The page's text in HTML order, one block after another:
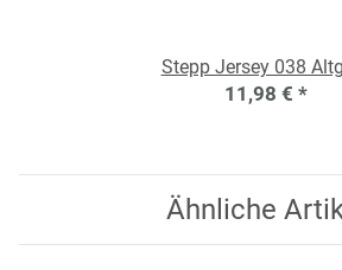
Stepp Jersey 038
11,98 € *
Ähnliche